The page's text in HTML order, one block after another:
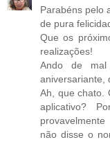
Parabéns pelo
de pura
Que os
realizações!
Ando de
aniversariante,
Ah, que chato.
aplicativo?
não disse o